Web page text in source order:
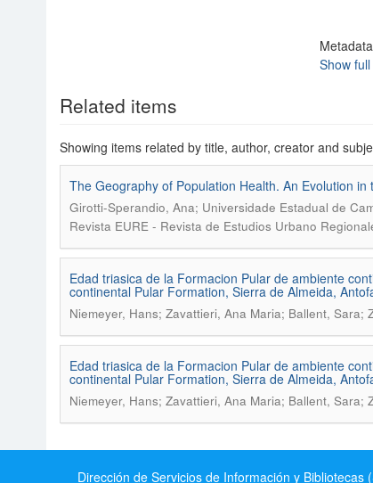
Metadata
Show
Related items
Showing items related by title, author, creator and
The Geography of Population Health. An Evolution
Girotti-Sperandio, Ana; Universidade Estadual de
Revista EURE - Revista de Estudios Urbano
Edad triasica de la Formacion Pular de ambiente
continental Pular Formation, Sierra de Almeida,
Niemeyer, Hans; Zavattieri, Ana Maria; Ballent, Sara;
Edad triasica de la Formacion Pular de ambiente
continental Pular Formation, Sierra de Almeida,
Niemeyer, Hans; Zavattieri, Ana Maria; Ballent, Sara;
Dirección de Servicios de Información y Bibliotecas